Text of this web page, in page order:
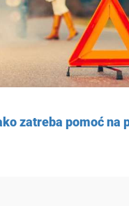
zatreba pomoć na